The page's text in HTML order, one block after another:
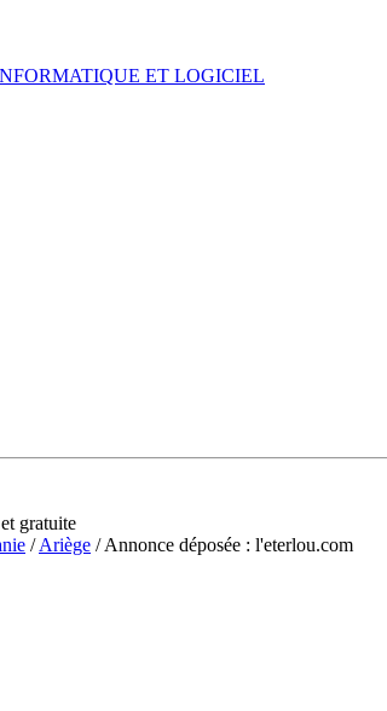
ET LOGICIEL
gratuite
/Ariège / Annonce déposée : l'eterlou.com